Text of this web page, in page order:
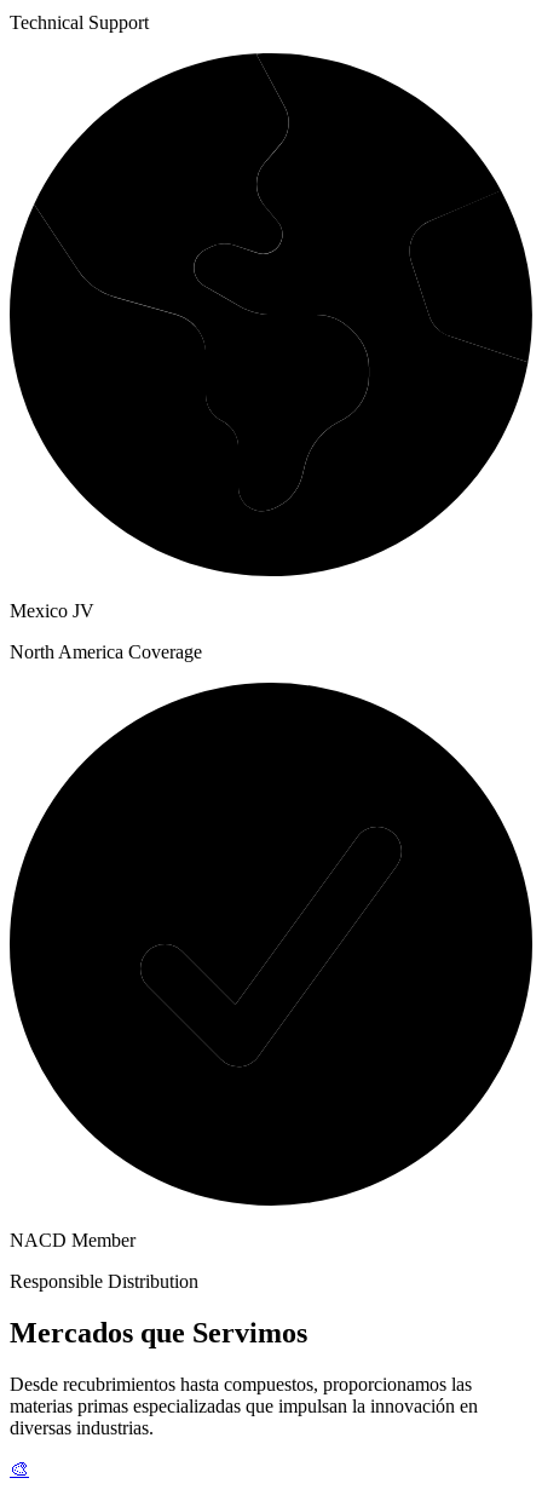
Technical Support
Mexico JV
North America Coverage
NACD Member
Responsible Distribution
Mercados que Servimos
Desde recubrimientos hasta compuestos, proporcionamos las
materias primas especializadas que impulsan la innovación en
diversas industrias.
🎨